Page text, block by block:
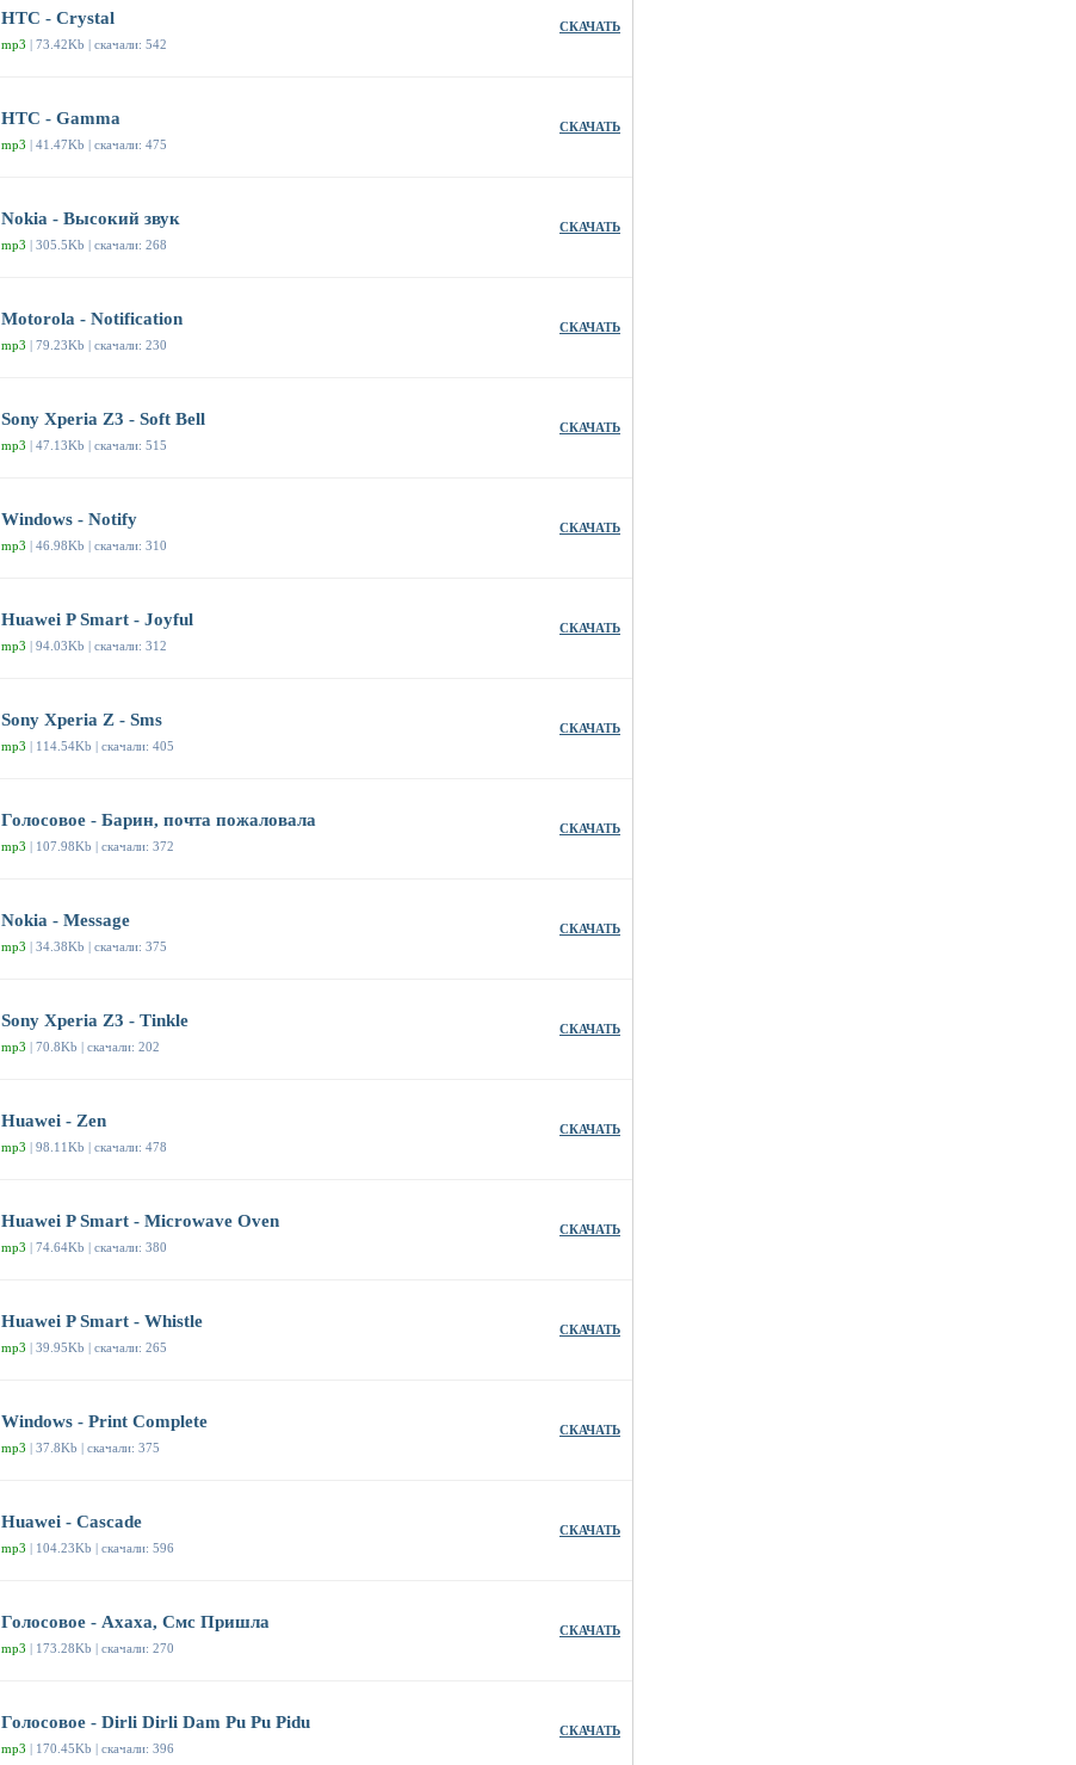
HTC - Crystal
mp3 | 73.42Kb | скачали: 542
СКАЧАТЬ
HTC - Gamma
mp3 | 41.47Kb | скачали: 475
СКАЧАТЬ
Nokia - Высокий звук
mp3 | 305.5Kb | скачали: 268
СКАЧАТЬ
Motorola - Notification
mp3 | 79.23Kb | скачали: 230
СКАЧАТЬ
Sony Xperia Z3 - Soft Bell
mp3 | 47.13Kb | скачали: 515
СКАЧАТЬ
Windows - Notify
mp3 | 46.98Kb | скачали: 310
СКАЧАТЬ
Huawei P Smart - Joyful
mp3 | 94.03Kb | скачали: 312
СКАЧАТЬ
Sony Xperia Z - Sms
mp3 | 114.54Kb | скачали: 405
СКАЧАТЬ
Голосовое - Барин, почта пожаловала
mp3 | 107.98Kb | скачали: 372
СКАЧАТЬ
Nokia - Message
mp3 | 34.38Kb | скачали: 375
СКАЧАТЬ
Sony Xperia Z3 - Tinkle
mp3 | 70.8Kb | скачали: 202
СКАЧАТЬ
Huawei - Zen
mp3 | 98.11Kb | скачали: 478
СКАЧАТЬ
Huawei P Smart - Microwave Oven
mp3 | 74.64Kb | скачали: 380
СКАЧАТЬ
Huawei P Smart - Whistle
mp3 | 39.95Kb | скачали: 265
СКАЧАТЬ
Windows - Print Complete
mp3 | 37.8Kb | скачали: 375
СКАЧАТЬ
Huawei - Cascade
mp3 | 104.23Kb | скачали: 596
СКАЧАТЬ
Голосовое - Ахаха, Смс Пришла
mp3 | 173.28Kb | скачали: 270
СКАЧАТЬ
Голосовое - Dirli Dirli Dam Pu Pu Pidu
mp3 | 170.45Kb | скачали: 396
СКАЧАТЬ